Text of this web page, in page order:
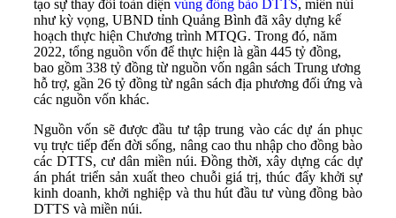
tạo sự thay đổi toàn diện vùng đồng bào DTTS, miền núi
như kỳ vọng, UBND tỉnh Quảng Bình đã xây dựng kế
hoạch thực hiện Chương trình MTQG. Trong đó, năm
2022, tổng nguồn vốn để thực hiện là gần 445 tỷ đồng,
bao gồm 338 tỷ đồng từ nguồn vốn ngân sách Trung ương
hỗ trợ, gần 26 tỷ đồng từ ngân sách địa phương đối ứng và
các nguồn vốn khác.
Nguồn vốn sẽ được đầu tư tập trung vào các dự án phục
vụ trực tiếp đến đời sống, nâng cao thu nhập cho đồng bào
các DTTS, cư dân miền núi. Đồng thời, xây dựng các dự
án phát triển sản xuất theo chuỗi giá trị, thúc đẩy khởi sự
kinh doanh, khởi nghiệp và thu hút đầu tư vùng đồng bào
DTTS và miền núi.